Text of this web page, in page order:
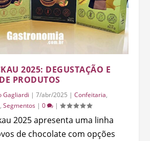
2025: DEGUSTAÇÃO E
PRODUTOS
Gagliardi |7/abr/2025 |Confeitaria,
,Segmentos |0 |
2025 apresenta uma linha
de chocolate com opções